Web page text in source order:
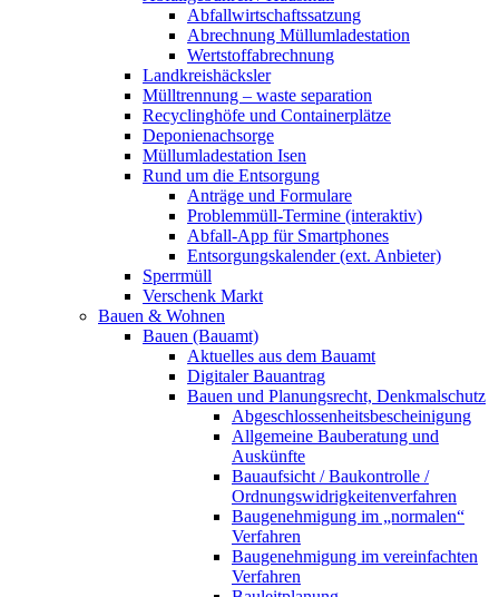
Abfallwirtschaftssatzung
Abrechnung Müllumladestation
Wertstoffabrechnung
Landkreishäcksler
Mülltrennung – waste separation
Recyclinghöfe und Containerplätze
Deponienachsorge
Müllumladestation Isen
Rund um die Entsorgung
Anträge und Formulare
Problemmüll-Termine (interaktiv)
Abfall-App für Smartphones
Entsorgungskalender (ext. Anbieter)
Sperrmüll
Verschenk Markt
Bauen & Wohnen
Bauen (Bauamt)
Aktuelles aus dem Bauamt
Digitaler Bauantrag
Bauen und Planungsrecht, Denkmalschutz
Abgeschlossenheitsbescheinigung
Allgemeine Bauberatung und
Auskünfte
Bauaufsicht / Baukontrolle /
Ordnungswidrigkeitenverfahren
Baugenehmigung im „normalen“
Verfahren
Baugenehmigung im vereinfachten
Verfahren